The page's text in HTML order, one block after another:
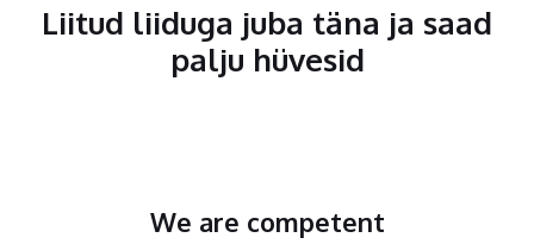
Liitud liiduga juba täna ja saad
palju hüvesid
We are competent